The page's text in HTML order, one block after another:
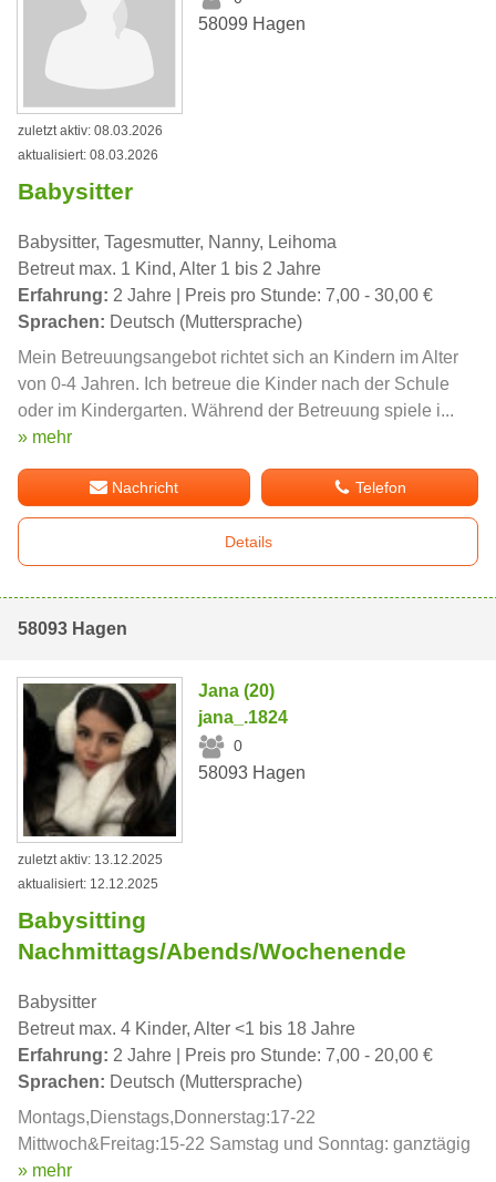
58099 Hagen
zuletzt aktiv: 08.03.2026
aktualisiert: 08.03.2026
Babysitter
Babysitter, Tagesmutter, Nanny, Leihoma
Betreut max. 1 Kind, Alter 1 bis 2 Jahre
Erfahrung: 2 Jahre | Preis pro Stunde: 7,00 - 30,00 €
Sprachen: Deutsch (Muttersprache)
Mein Betreuungsangebot richtet sich an Kindern im Alter
von 0-4 Jahren. Ich betreue die Kinder nach der Schule
oder im Kindergarten. Während der Betreuung spiele i...
» mehr
Nachricht Telefon
Details
58093 Hagen
Jana (20)
jana_.1824
0
58093 Hagen
zuletzt aktiv: 13.12.2025
aktualisiert: 12.12.2025
Babysitting
Nachmittags/Abends/Wochenende
Babysitter
Betreut max. 4 Kinder, Alter <1 bis 18 Jahre
Erfahrung: 2 Jahre | Preis pro Stunde: 7,00 - 20,00 €
Sprachen: Deutsch (Muttersprache)
Montags,Dienstags,Donnerstag:17-22
Mittwoch&Freitag:15-22 Samstag und Sonntag: ganztägig
» mehr